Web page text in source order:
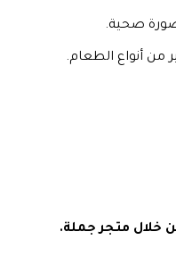
صحية.
من أنواع الطعام.
خلال متجر جملة.